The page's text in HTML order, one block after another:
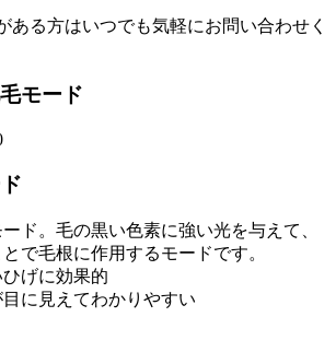
ある方はいつでも気軽にお問い合わせく
毛モード
ド。毛の黒い色素に強い光を与えて、
で毛根に作用するモードです。
ひげに効果的
目に見えてわかりやすい